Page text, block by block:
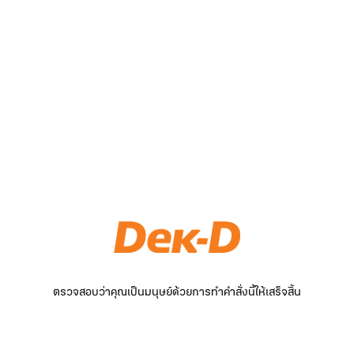
ตรวจสอบว่าคุณเป็นมนุษย์ด้วยการทำคำสั่งนี้ให้เสร็จสิ้น